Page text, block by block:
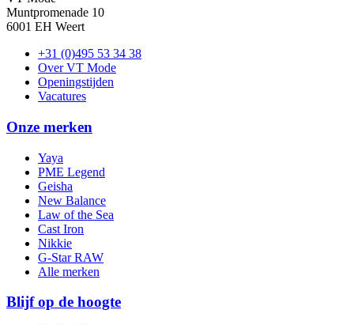
Muntpromenade 10
6001 EH Weert
+31 (0)495 53 34 38
Over VT Mode
Openingstijden
Vacatures
Onze merken
Yaya
PME Legend
Geisha
New Balance
Law of the Sea
Cast Iron
Nikkie
G-Star RAW
Alle merken
Blijf op de hoogte